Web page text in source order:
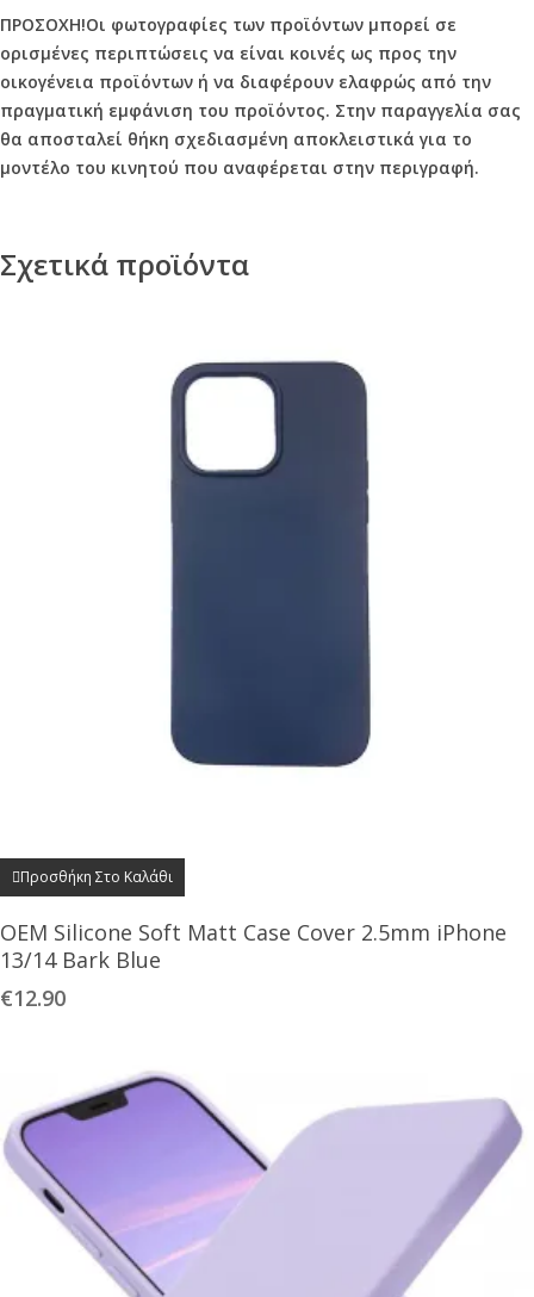
ΠΡΟΣΟΧΗ!Οι φωτογραφίες των προϊόντων μπορεί σε
ορισμένες περιπτώσεις να είναι κοινές ως προς την
οικογένεια προϊόντων ή να διαφέρουν ελαφρώς από την
πραγματική εμφάνιση του προϊόντος. Στην παραγγελία σας
θα αποσταλεί θήκη σχεδιασμένη αποκλειστικά για το
μοντέλο του κινητού που αναφέρεται στην περιγραφή.
Σχετικά προϊόντα
Προσθήκη Στο Καλάθι
OEM Silicone Soft Matt Case Cover 2.5mm iPhone
13/14 Bark Blue
€12.90